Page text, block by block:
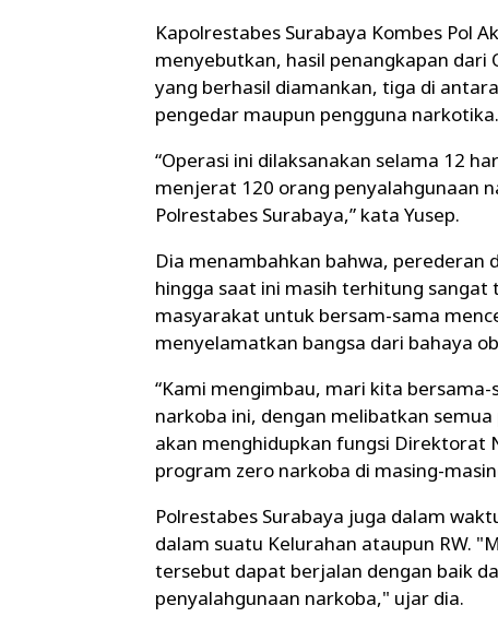
Kapolrestabes Surabaya Kombes Pol
menyebutkan, hasil penangkapan dari
yang berhasil diamankan, tiga di
pengedar maupun pengguna narkotika.
“Operasi ini dilaksanakan selama 12
menjerat 120 orang penyalahgunaan
Polrestabes Surabaya,” kata Yusep.
Dia menambahkan bahwa, perederan
hingga saat ini masih terhitung sangat
masyarakat untuk bersam-sama
menyelamatkan bangsa dari bahaya
“Kami mengimbau, mari kita
narkoba ini, dengan melibatkan
akan menghidupkan fungsi Direktorat
program zero narkoba di masing-
Polrestabes Surabaya juga dalam
dalam suatu Kelurahan ataupun RW.
tersebut dapat berjalan dengan baik
penyalahgunaan narkoba," ujar dia.